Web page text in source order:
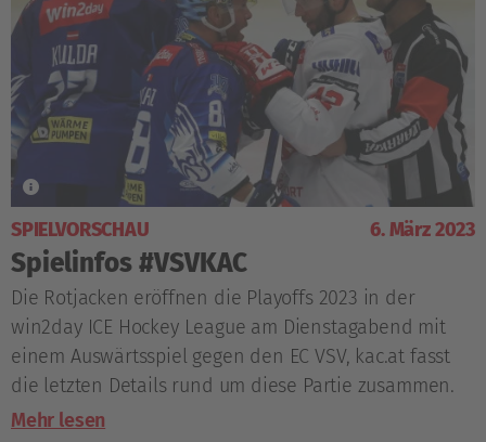
SPIELVORSCHAU 6. März 2023
Spielinfos #VSVKAC
Die Rotjacken eröffnen die Playoffs 2023 in der
win2day ICE Hockey League am Dienstagabend mit
einem Auswärtsspiel gegen den EC VSV, kac.at fasst
die letzten Details rund um diese Partie zusammen.
Mehr lesen